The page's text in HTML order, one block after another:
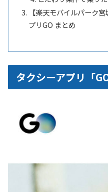
【楽天モバイルパーク
プリGO まとめ
タクシーアプリ「